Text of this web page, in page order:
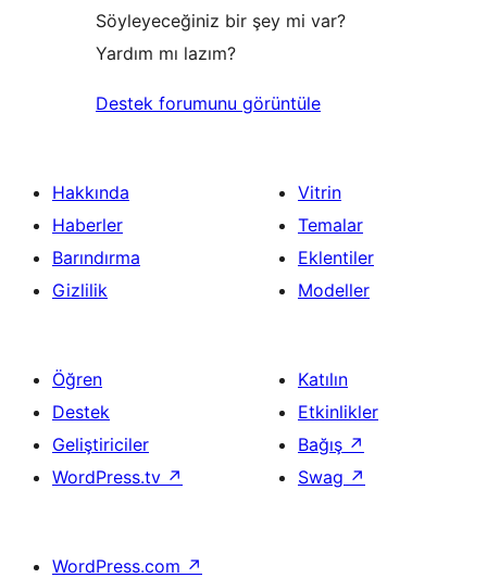
Söyleyeceğiniz bir şey mi var?
Yardım mı lazım?
Destek forumunu görüntüle
Hakkında
Haberler
Barındırma
Gizlilik
Vitrin
Temalar
Eklentiler
Modeller
Öğren
Destek
Geliştiriciler
WordPress.tv ↗
Katılın
Etkinlikler
Bağış ↗
Swag ↗
WordPress.com ↗